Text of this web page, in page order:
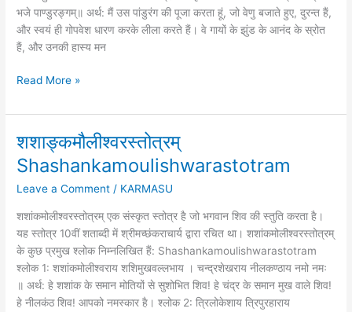
भजे पाण्डुरङ्गम्॥ अर्थ: मैं उस पांडुरंग की पूजा करता हूं, जो वेणु बजाते हुए, दुरन्त हैं,
और स्वयं ही गोपवेश धारण करके लीला करते हैं। वे गायों के झुंड के आनंद के स्रोत
हैं, और उनकी हास्य मन
Read More »
शशाङ्कमौलीश्वरस्तोत्रम्
Shashankamoulishwarastotram
Leave a Comment / KARMASU
शशांकमोलीश्वरस्तोत्रम् एक संस्कृत स्तोत्र है जो भगवान शिव की स्तुति करता है।
यह स्तोत्र 10वीं शताब्दी में श्रीमच्छंकराचार्य द्वारा रचित था। शशांकमोलीश्वरस्तोत्रम्
के कुछ प्रमुख श्लोक निम्नलिखित हैं: Shashankamoulishwarastotram
श्लोक 1: शशांकमोलीश्वराय शशिमुखवल्लभाय । चन्द्रशेखराय नीलकण्ठाय नमो नमः
॥ अर्थ: हे शशांक के समान मोतियों से सुशोभित शिव! हे चंद्र के समान मुख वाले शिव!
हे नीलकंठ शिव! आपको नमस्कार है। श्लोक 2: त्रिलोकेशाय त्रिपुरहाराय
शशाङ्कमौलीश्वरस्तोत्रम्
Shashankamoulishwarastotram